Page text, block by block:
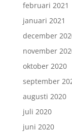
februari 2021
januari 2021
december
november
oktober 2020
september
augusti 2020
juli 2020
juni 2020